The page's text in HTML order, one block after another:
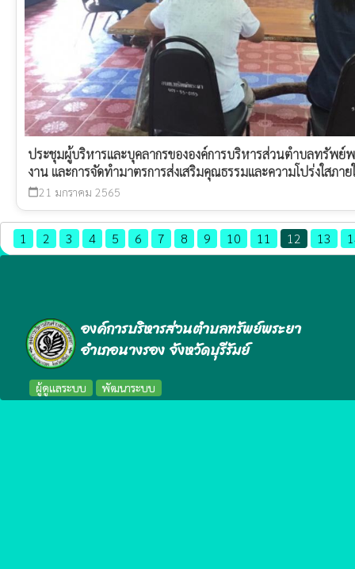
ประชุมผู้บริหารและบุคลากรขององค์การบริหารส่วนตำบลทรัพย์
งาน และการจัดทำมาตรการส่งเสริมคุณธรรมและความโปร่งใสภา
calendar_today21 มกราคม 2565
1 2 3 4 5 6 7 8 9 10 11 12 13
องค์การบริหารส่วนตำบลทรัพย์พระยา
อำเภอนางรอง จังหวัดบุรีรัมย์
ผู้ดูแลระบบ พัฒนาระบบ